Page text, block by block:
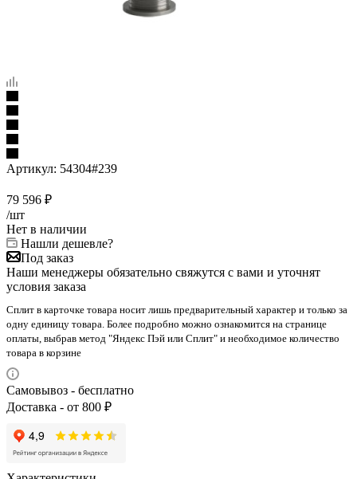
Артикул: 54304#239
79 596 ₽
/шт
Нет в наличии
Нашли дешевле?
Под заказ
Наши менеджеры обязательно свяжутся с вами и уточнят
условия заказа
Сплит в карточке товара носит лишь предварительный характер и только за
одну единицу товара. Более подробно можно ознакомится на странице
оплаты, выбрав метод "Яндекс Пэй или Сплит" и необходимое количество
товара в корзине
Самовывоз - бесплатно
Доставка - от 800 ₽